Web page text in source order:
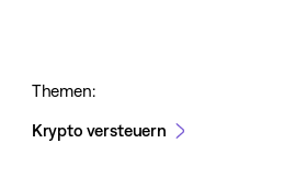
Themen:
Krypto versteuern